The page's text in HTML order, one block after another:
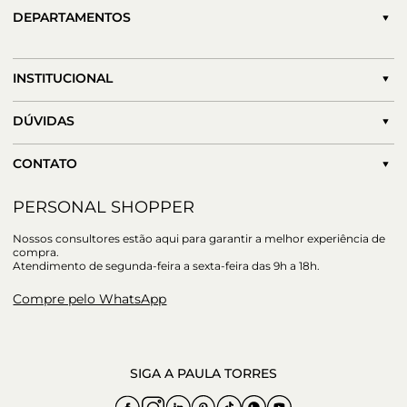
DEPARTAMENTOS
INSTITUCIONAL
DÚVIDAS
CONTATO
PERSONAL SHOPPER
Nossos consultores estão aqui para garantir a melhor experiência de
compra.
Atendimento de segunda-feira a sexta-feira das 9h a 18h.
Compre pelo WhatsApp